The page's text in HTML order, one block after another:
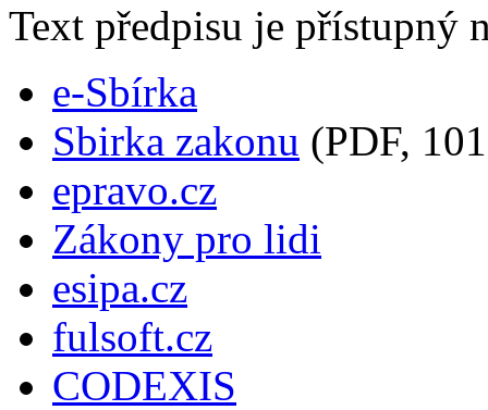
Text předpisu je přístupný
e-Sbírka
Sbirka zakonu (PDF,
epravo.cz
Zákony pro lidi
esipa.cz
fulsoft.cz
CODEXIS